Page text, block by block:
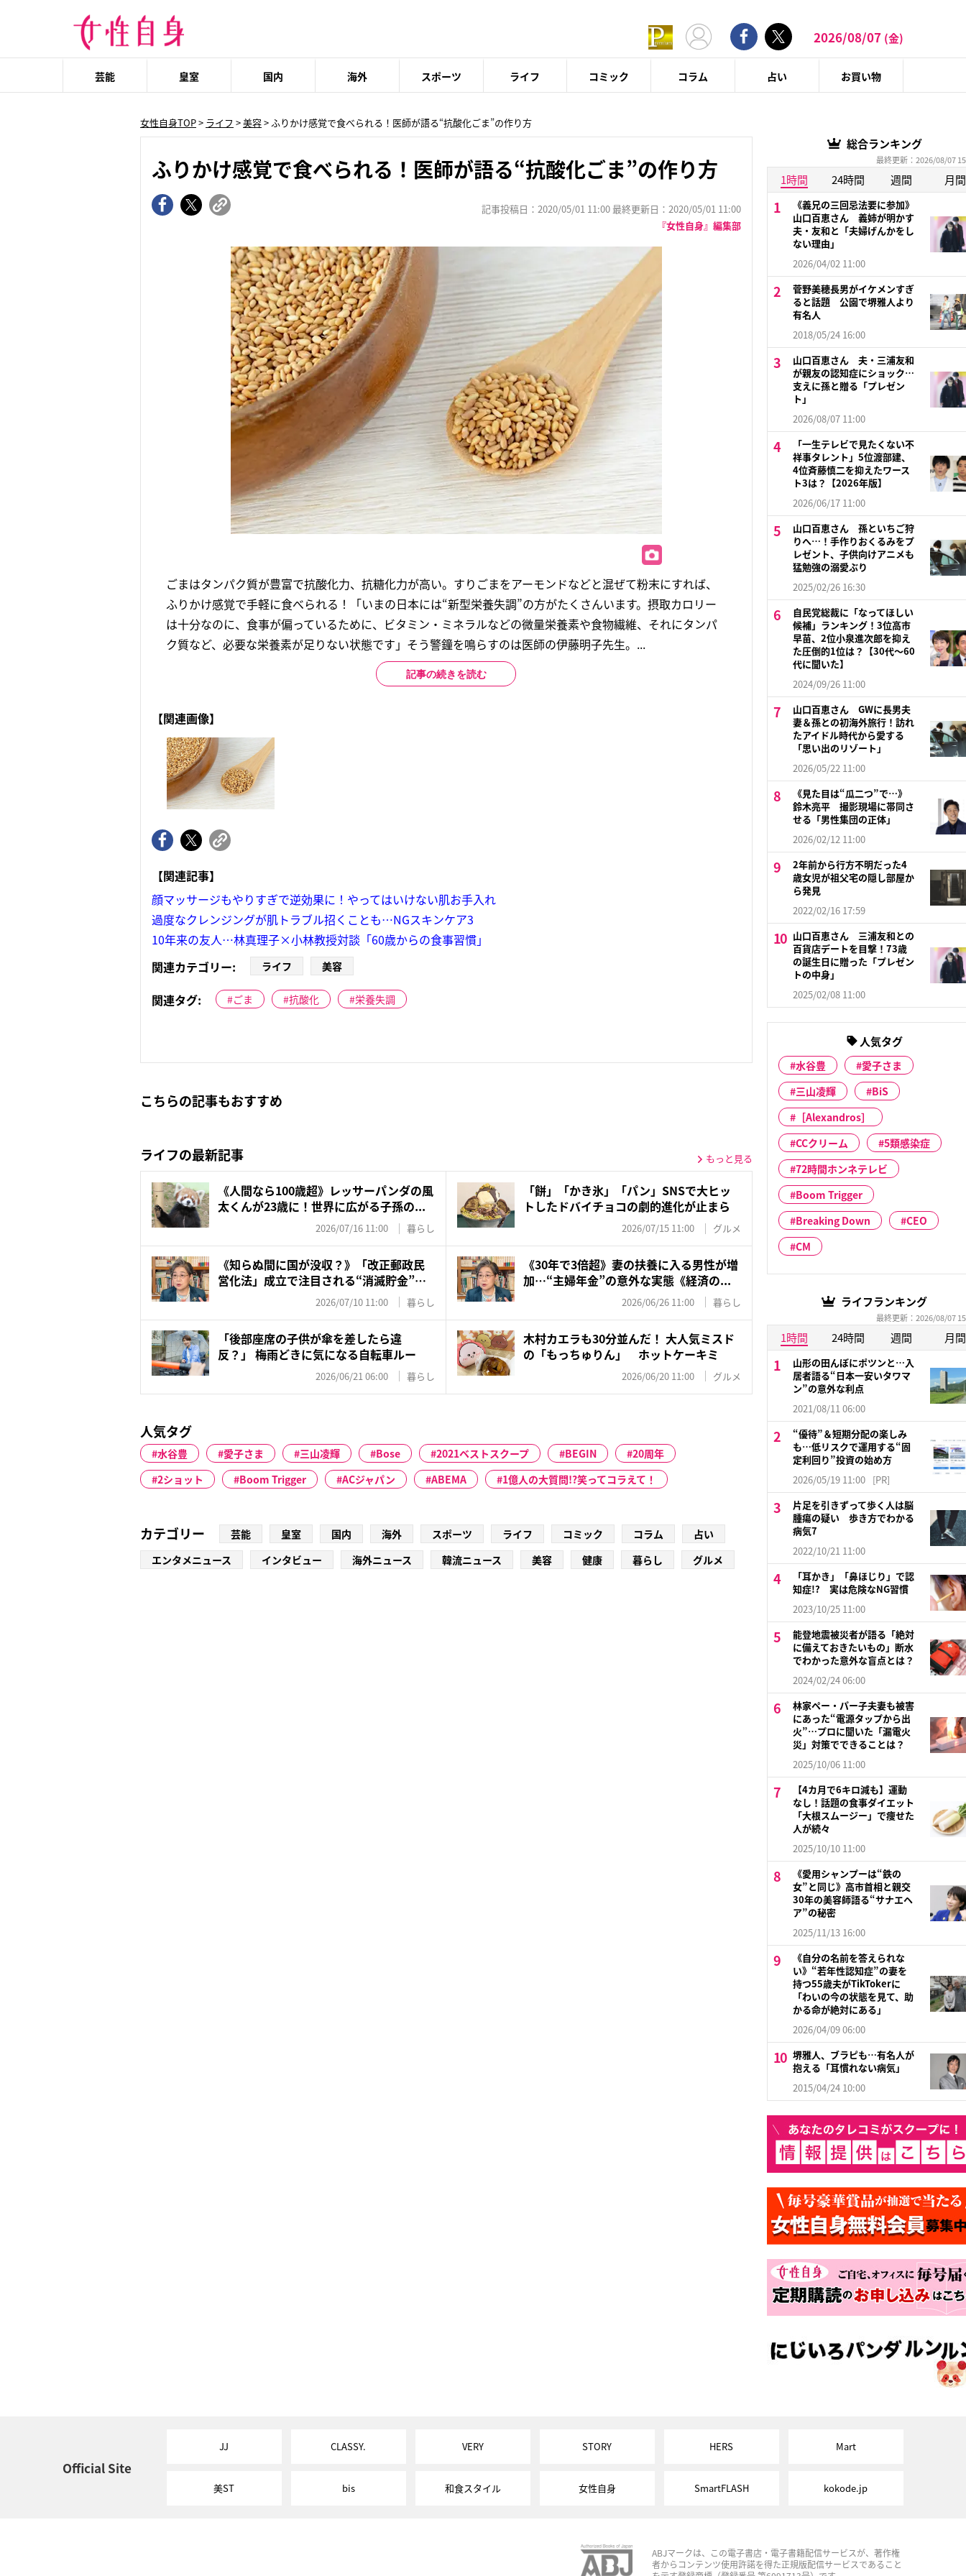
2026/08/07 (金)
芸能 皇室 国内 海外 スポーツ ライフ コミック コラム 占い お買い物
女性自身TOP> ライフ >美容> ふりかけ感覚で食べられる！医師が語る“抗酸化ごま”の作り方
ふりかけ感覚で食べられる！医師が語る“抗酸化ごま”の作り方
記事投稿日：2020/05/01 11:00 最終更新日：2020/05/01 11:00
『女性自身』編集部
ごまはタンパク質が豊富で抗酸化力、抗糖化力が高い。すりごまをアーモンドなどと混ぜて粉末にすれば、
ふりかけ感覚で手軽に食べられる！「いまの日本には“新型栄養失調”の方がたくさんいます。摂取カロリー
は十分なのに、食事が偏っているために、ビタミン・ミネラルなどの微量栄養素や食物繊維、それにタンパ
ク質など、必要な栄養素が足りない状態です」そう警鐘を鳴らすのは医師の伊藤明子先生。...
記事の続きを読む
【関連画像】
【関連記事】
顔マッサージもやりすぎで逆効果に！やってはいけない肌お手入れ
過度なクレンジングが肌トラブル招くことも…NGスキンケア3
10年来の友人…林真理子×小林教授対談「60歳からの食事習慣」
関連カテゴリー:
ライフ 美容
関連タグ: ごま 抗酸化 栄養失調
こちらの記事もおすすめ
ライフの最新記事 もっと見る
《人間なら100歳超》レッサーパンダの風
太くんが23歳に！世界に広がる子孫の...
2026/07/16 11:00 暮らし
「餅」「かき氷」「パン」SNSで大ヒッ
トしたドバイチョコの劇的進化が止まら
2026/07/15 11:00 グルメ
《知らぬ間に国が没収？》「改正郵政民
営化法」成立で注目される“消滅貯金”…
2026/07/10 11:00 暮らし
《30年で3倍超》妻の扶養に入る男性が増
加…“主婦年金”の意外な実態《経済の...
2026/06/26 11:00 暮らし
「後部座席の子供が傘を差したら違
反？」 梅雨どきに気になる自転車ルー
2026/06/21 06:00 暮らし
木村カエラも30分並んだ！ 大人気ミスド
の「もっちゅりん」 ホットケーキミ
2026/06/20 11:00 グルメ
人気タグ
水谷豊 愛子さま 三山凌輝 Bose 2021ベストスクープ BEGIN
20周年
2ショット
Boom Trigger ACジャパン ABEMA 1億人の大質問!?笑ってコラえて！
カテゴリー 芸能 皇室 国内 海外 スポーツ ライフ コミック コラム
占い
エンタメニュース
インタビュー 海外ニュース 韓流ニュース 美容 健康 暮らし グルメ
総合ランキング
最終更新：2026/08/07
1時間 24時間 週間 月間
《義兄の三回忌法要に参加》
山口百恵さん 義姉が明かす
夫・友和と「夫婦げんかをし
ない理由」
2026/04/02 11:00
菅野美穂長男がイケメンすぎ
ると話題 公園で堺雅人より
有名人
2018/05/24 16:00
山口百恵さん 夫・三浦友和
が親友の認知症にショック…
支えに孫と贈る「プレゼン
ト」
2026/08/07 11:00
「一生テレビで見たくない不
祥事タレント」5位渡部建、
4位斉藤慎二を抑えたワース
ト3は？【2026年版】
2026/06/17 11:00
山口百恵さん 孫といちご狩
りへ…！手作りおくるみをプ
レゼント、子供向けアニメも
猛勉強の溺愛ぶり
2025/02/26 16:30
自民党総裁に「なってほしい
候補」ランキング！3位高市
早苗、2位小泉進次郎を抑え
た圧倒的1位は？【30代〜60
代に聞いた】
2024/09/26 11:00
山口百恵さん GWに長男夫
妻＆孫との初海外旅行！訪れ
たアイドル時代から愛する
「思い出のリゾート」
2026/05/22 11:00
《見た目は“瓜二つ”で…》
鈴木亮平 撮影現場に帯同さ
せる「男性集団の正体」
2026/02/12 11:00
2年前から行方不明だった4
歳女児が祖父宅の隠し部屋か
ら発見
2022/02/16 17:59
山口百恵さん 三浦友和との
百貨店デートを目撃！73歳
の誕生日に贈った「プレゼン
トの中身」
2025/02/08 11:00
人気タグ
水谷豊
愛子さま
三山凌輝
BiS
［Alexandros］
CCクリーム
5類感染症
72時間ホンネテレビ
Boom Trigger
Breaking Down
CEO
CM
ライフランキング
最終更新：2026/08/07
1時間 24時間 週間 月間
山形の田んぼにポツンと…入
居者語る“日本一安いタワマ
ン”の意外な利点
2021/08/11 06:00
“優待”＆短期分配の楽しみ
も…低リスクで運用する“固
定利回り”投資の始め方
2026/05/19 11:00 [PR]
片足を引きずって歩く人は脳
腫瘍の疑い 歩き方でわかる
病気7
2022/10/21 11:00
「耳かき」「鼻ほじり」で認
知症!? 実は危険なNG習慣
2023/10/25 11:00
能登地震被災者が語る「絶対
に備えておきたいもの」断水
でわかった意外な盲点とは？
2024/02/24 06:00
林家ペー・パー子夫妻も被害
にあった“電源タップから出
火”…プロに聞いた「漏電火
災」対策でできることは？
2025/10/06 11:00
【4カ月で6キロ減も】運動
なし！話題の食事ダイエット
「大根スムージー」で痩せた
人が続々
2025/10/10 11:00
《愛用シャンプーは“鉄の
女”と同じ》高市首相と親交
30年の美容師語る“サナエヘ
ア”の秘密
2025/11/13 16:00
《自分の名前を答えられな
い》“若年性認知症”の妻を
持つ55歳夫がTikTokerに
「わいの今の状態を見て、助
かる命が絶対にある」
2026/04/09 06:00
堺雅人、ブラピも…有名人が
抱える「耳慣れない病気」
2015/04/24 10:00
Official Site
JJ CLASSY. VERY STORY HERS Mart
美ST bis 和食スタイル 女性自身 SmartFLASH kokode.jp
ABJマークは、この電子書店・電子書籍配信サービスが、著作権
者からコンテンツ使用許諾を得た正規版配信サービスであること